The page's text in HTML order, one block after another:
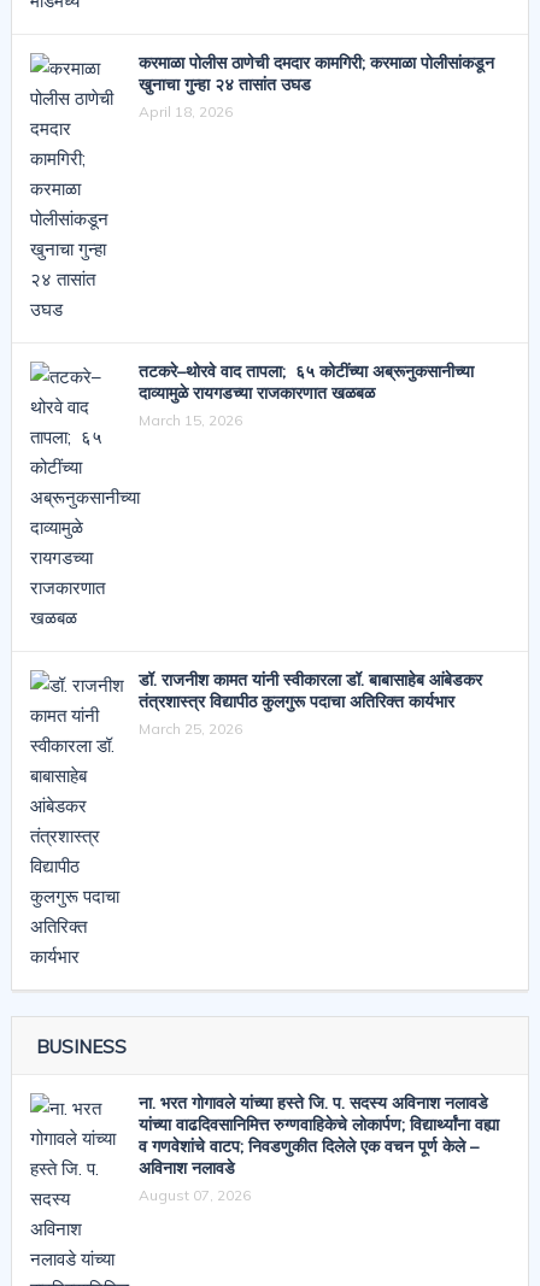
करमाळा पोलीस ठाणेची दमदार कामगिरी; करमाळा पोलीसांकडून
खुनाचा गुन्हा २४ तासांत उघड
April 18, 2026
तटकरे–थोरवे वाद तापला; ६५ कोटींच्या अब्रूनुकसानीच्या
दाव्यामुळे रायगडच्या राजकारणात खळबळ
March 15, 2026
डॉ. राजनीश कामत यांनी स्वीकारला डॉ. बाबासाहेब आंबेडकर
तंत्रशास्त्र विद्यापीठ कुलगुरू पदाचा अतिरिक्त कार्यभार
March 25, 2026
BUSINESS
ना. भरत गोगावले यांच्या हस्ते जि. प. सदस्य अविनाश नलावडे
यांच्या वाढदिवसानिमित्त रुग्णवाहिकेचे लोकार्पण; विद्यार्थ्यांना वह्या
व गणवेशांचे वाटप; निवडणुकीत दिलेले एक वचन पूर्ण केले –
अविनाश नलावडे
August 07, 2026